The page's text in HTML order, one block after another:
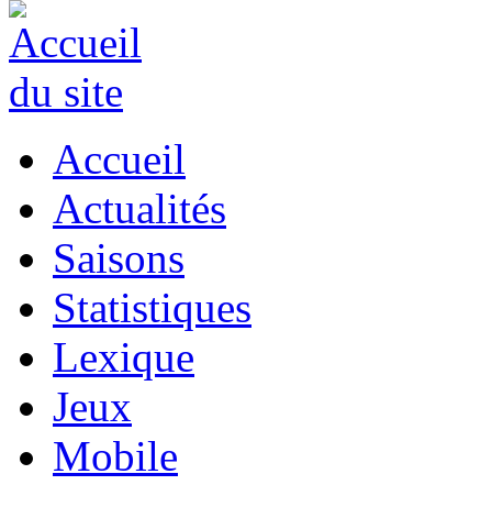
Accueil
Actualités
Saisons
Statistiques
Lexique
Jeux
Mobile